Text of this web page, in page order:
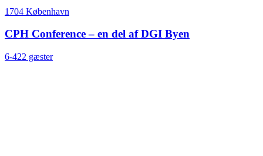
1704 København
CPH Conference – en del af DGI Byen
6-422 gæster